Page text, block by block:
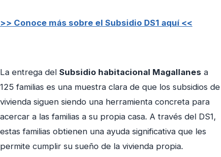
>> Conoce más sobre el Subsidio DS1 aquí <<
La entrega del Subsidio habitacional Magallanes a
125 familias es una muestra clara de que los subsidios de
vivienda siguen siendo una herramienta concreta para
acercar a las familias a su propia casa. A través del DS1,
estas familias obtienen una ayuda significativa que les
permite cumplir su sueño de la vivienda propia.